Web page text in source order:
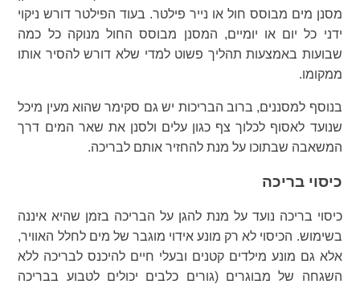
מסנן מים מבוסס חול או נייר פילטר. בעוד הפילטר דורש ניקוי
ידני כל יום או יומיים, המסנן מבוסס החול מנוקה כל כמה
שבועות באמצעות תהליך פשוט למדי שלא דורש להסיר אותו
ממקומו.
בנוסף למסננים, ברוב הבריכות יש גם סקימר שהוא מעין מיכל
שנועד לאסוף לכלוך צף כגון עלים ולסנן את שאר המים דרך
המשאבה שבתוכו על מנת להחזיר אותם לבריכה.
כיסוי בריכה
כיסוי בריכה נועד על מנת להגן על הבריכה בזמן שהיא איננה
בשימוש. הכיסוי לא רק מונע אידוי מוגבר של מים לחלל האוויר,
אלא גם מונע מילדים קטנים ובעלי חיים להיכנס לבריכה ללא
השגחה של מבוגרים (גורים כלבים יכולים לטבוע בבריכה